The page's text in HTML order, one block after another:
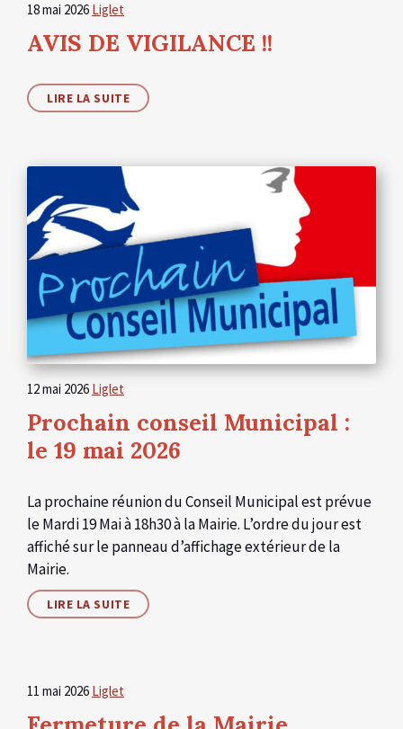
18 mai 2026 Liglet
AVIS DE VIGILANCE !!
LIRE LA SUITE
12 mai 2026 Liglet
Prochain conseil Municipal :
le 19 mai 2026
La prochaine réunion du Conseil Municipal est prévue
le Mardi 19 Mai à 18h30 à la Mairie. L’ordre du jour est
affiché sur le panneau d’affichage extérieur de la
Mairie.
LIRE LA SUITE
11 mai 2026 Liglet